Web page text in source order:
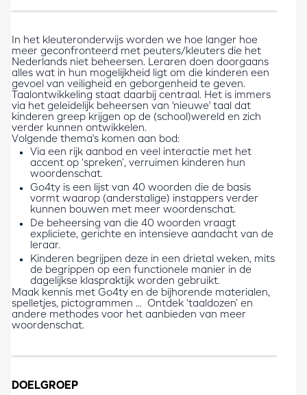
In het kleuteronderwijs worden we hoe langer hoe
meer geconfronteerd met peuters/kleuters die het
Nederlands niet beheersen. Leraren doen doorgaans
alles wat in hun mogelijkheid ligt om die kinderen een
gevoel van veiligheid en geborgenheid te geven.
Taalontwikkeling staat daarbij centraal. Het is immers
via het geleidelijk beheersen van 'nieuwe' taal dat
kinderen greep krijgen op de (school)wereld en zich
verder kunnen ontwikkelen.
Volgende thema's komen aan bod:
Via een rijk aanbod en veel interactie met het
accent op ‘spreken’, verruimen kinderen hun
woordenschat.
Go4ty is een lijst van 40 woorden die de basis
vormt waarop (anderstalige) instappers verder
kunnen bouwen met meer woordenschat.
De beheersing van die 40 woorden vraagt
expliciete, gerichte en intensieve aandacht van de
leraar.
Kinderen begrijpen deze in een drietal weken, mits
de begrippen op een functionele manier in de
dagelijkse klaspraktijk worden gebruikt.
Maak kennis met Go4ty en de bijhorende materialen,
spelletjes, pictogrammen ... Ontdek ‘taaldozen’ en
andere methodes voor het aanbieden van meer
woordenschat.
DOELGROEP